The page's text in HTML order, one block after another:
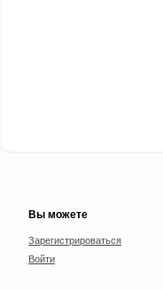
Вы можете
Зарегистрироваться
Войти